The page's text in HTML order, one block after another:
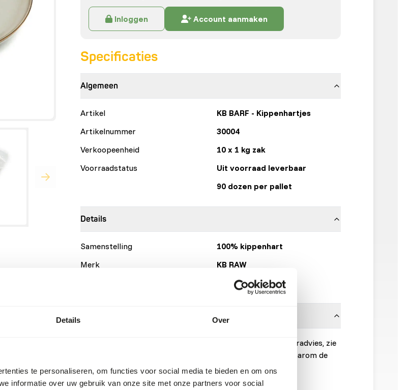
Details Over
te personaliseren, om functies voor social media te bieden en om ons
informatie over uw gebruik van onze site met onze partners voor social
BARF-
bot.
Inloggen Account aanmaken
Specificaties
Algemeen
Artikel
KB BARF - Kippenhartjes
Artikelnummer
30004
Verkoopeenheid
10 x 1 kg zak
Voorraadstatus
Uit voorraad leverbaar
90 dozen per pallet
Details
Samenstelling
100% kippenhart
Merk
KB RAW
Klik hier
Let op: Variatie met eiwitbronnen is noodzakelijk. Voor voeradvies, zie
. Dit product is een rauw diervoeder. Houd daarom de
hygiënevoorschriften in acht, ziewww.feed-raw-right.eu